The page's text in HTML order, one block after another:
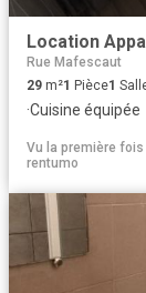
Location
Rue Mafescaut
29 m²1 Pièce1
·Cuisine équipée
Vu la première
rentumo